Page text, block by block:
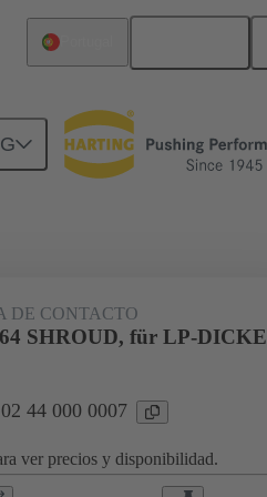
Productos
DE CONTACTO
SHROUD, für LP-DICKE
44 000 0007
ver precios y disponibilidad.